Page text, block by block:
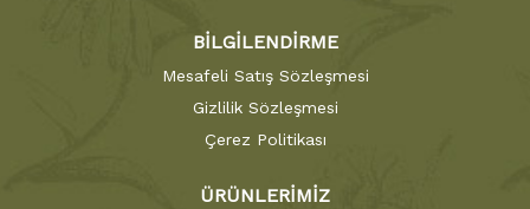
BİLGİLENDİRME
Mesafeli Satış Sözleşmesi
Gizlilik Sözleşmesi
Çerez Politikası
ÜRÜNLERİMİZ